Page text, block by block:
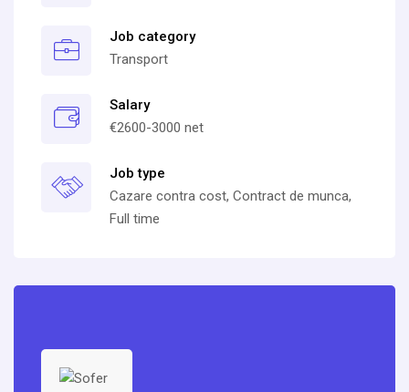
Job category
Transport
Salary
€2600-3000 net
Job type
Cazare contra cost, Contract de munca,
Full time